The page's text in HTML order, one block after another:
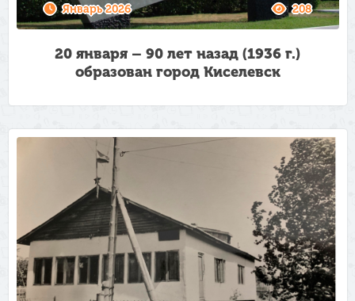
Январь 2026 208
20 января – 90 лет назад (1936 г.)
образован город Киселевск